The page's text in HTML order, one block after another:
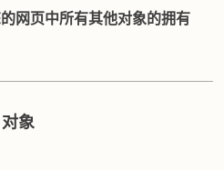
网页中所有其他对象的拥有
象